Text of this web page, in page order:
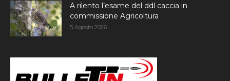
A rilento l’esame del ddl caccia in
commissione Agricoltura
5 Agosto 2026